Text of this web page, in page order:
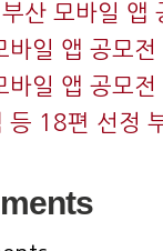
산 모바일 앱
바일 앱 공모전
바일 앱 공모전
등 18편 선정